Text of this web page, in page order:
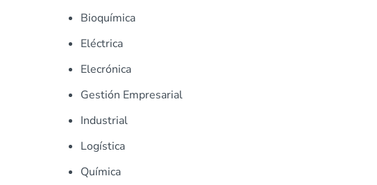
Bioquímica
Eléctrica
Elecrónica
Gestión Empresarial
Industrial
Logística
Química